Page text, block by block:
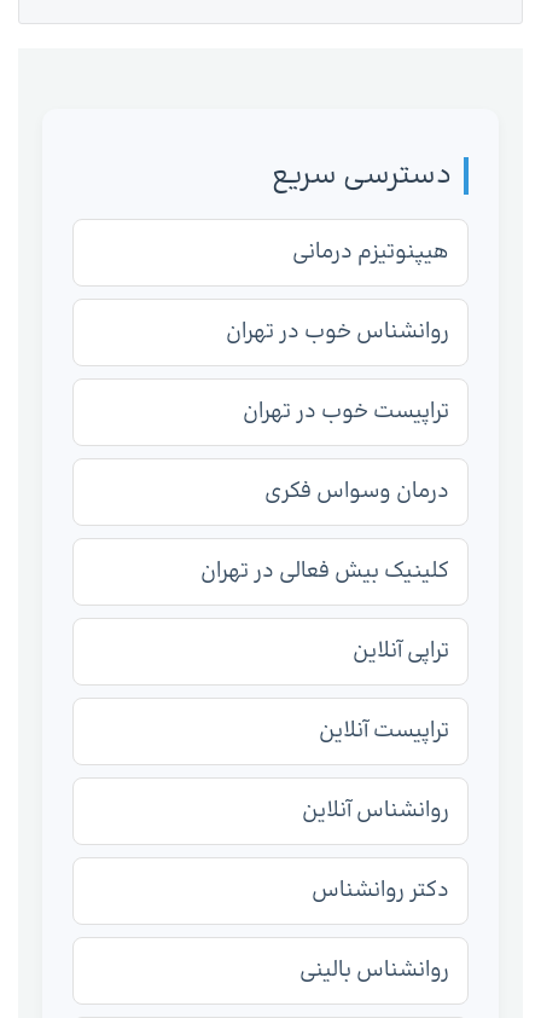
دسترسی سریع
هیپنوتیزم درمانی
روانشناس خوب در تهران
تراپیست خوب در تهران
درمان وسواس فکری
کلینیک بیش فعالی در تهران
تراپی آنلاین
تراپیست آنلاین
روانشناس آنلاین
دکتر روانشناس
روانشناس بالینی